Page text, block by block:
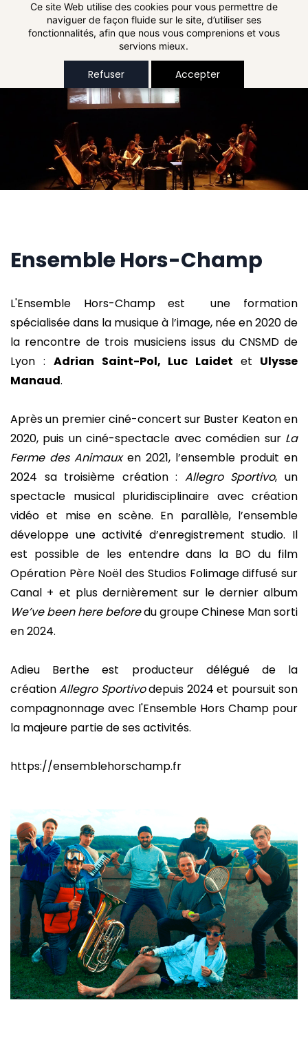
Ce site Web utilise des cookies pour vous permettre de
naviguer de façon fluide sur le site, d’utiliser ses
fonctionnalités, afin que nous vous comprenions et vous
servions mieux.
Refuser Accepter
Skip to
content
Ensemble Hors-Champ
L'Ensemble Hors-Champ est une formation
spécialisée dans la musique à l’image, née en 2020 de
la rencontre de trois musiciens issus du CNSMD de
Lyon : Adrian Saint-Pol, Luc Laidetet Ulysse
Manaud.
Après un premier ciné-concert sur Buster Keaton en
2020, puis un ciné-spectacle avec comédien sur La
Ferme des Animauxen 2021, l’ensemble produit en
2024 sa troisième création : Allegro Sportivo, un
spectacle musical pluridisciplinaire avec création
vidéo et mise en scène. En parallèle, l’ensemble
développe une activité d’enregistrement studio. Il
est possible de les entendre dans la BO du film
Opération Père Noël des Studios Folimage diffusé sur
Canal + et plus dernièrement sur le dernier album
We’ve been here beforedu groupe Chinese Man sorti
en 2024.
Adieu Berthe est producteur délégué de la
créationAllegro Sportivodepuis 2024 et poursuit son
compagnonnage avec l'Ensemble Hors Champ pour
la majeure partie de ses activités.
https://ensemblehorschamp.fr